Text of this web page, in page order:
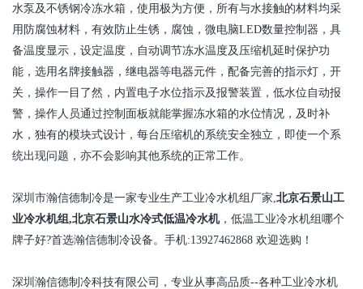
水泵及不锈钢冷冻水箱，使用极为方便，所有与水接触的材料均采
用防腐蚀材料，有效防止生锈，腐蚀，微电脑LED数量控制器，具
备温度显示，设定温度，自动调节冻水温度及压缩机延时保护功
能，选用名牌接触器，继电器等电器元件，配备完善的指示灯，开
关，操作一目了然，内置电子水位指示及报警装置，低水位自动报
警，操作人员通过控制面板就能掌握冻水箱的水位情况，及时补
水，独有的模块式设计，每台压缩机的系统安全独立，即使一个系
统出现问题，亦不会影响其他系统的正常工作。
深圳市瀚信德制冷是一家专业生产工业冷水机组厂家,北京石景山工
业冷水机组,北京石景山水冷式低温冷水机，低温工业冷水机组哪个
牌子好?首选瀚信德制冷设备。手机:13927462868 欢迎选购！
深圳瀚信德制冷科技有限公司，专业从事高品质--各种工业冷水机